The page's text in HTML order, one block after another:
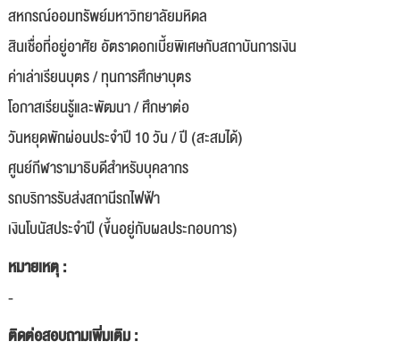
สหกรณ์ออมทรัพย์มหาวิทยาลัยมหิดล
สินเชื่อที่อยู่อาศัย อัตราดอกเบี้ยพิเศษกับสถาบันการเงิน
ค่าเล่าเรียนบุตร / ทุนการศึกษาบุตร
โอกาสเรียนรู้และพัฒนา / ศึกษาต่อ
วันหยุดพักผ่อนประจำปี 10 วัน / ปี (สะสมได้)
ศูนย์กีฬารามาธิบดีสำหรับบุคลากร
รถบริการรับส่งสถานีรถไฟฟ้า
เงินโบนัสประจำปี (ขึ้นอยู่กับผลประกอบการ)
หมายเหตุ :
-
ติดต่อสอบถามเพิ่มเติม :